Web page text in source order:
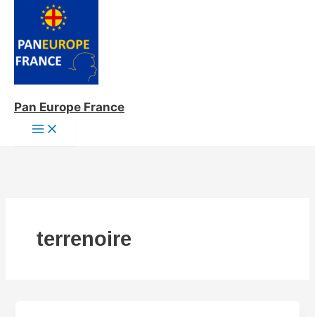
contenu
Pan Europe France
terrenoire